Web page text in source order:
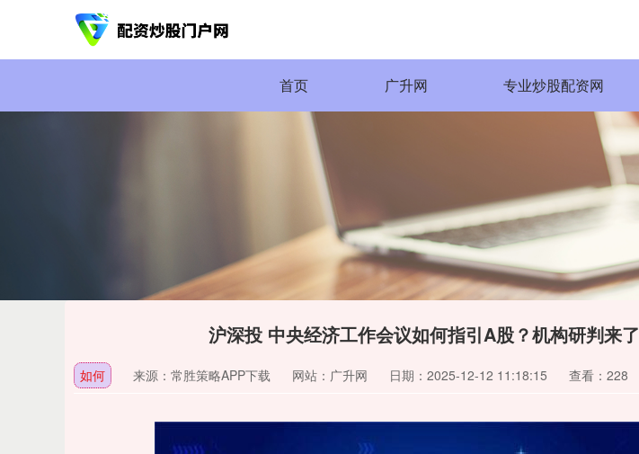
首页 广升网 专业炒股配资网
沪深投 中央经济工作会议如何指引A股？机构研判来了
如何 来源：常胜策略APP下载 网站：广升网 日期：2025-12-12 11:18:15 查看：228